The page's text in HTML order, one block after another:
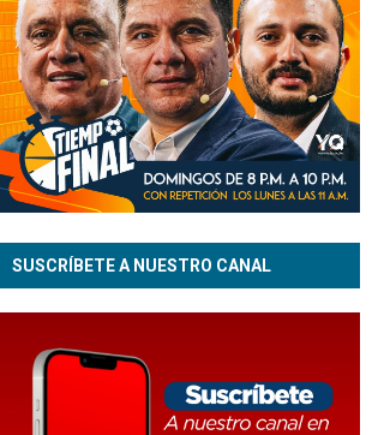
SUSCRÍBETE A NUESTRO CANAL